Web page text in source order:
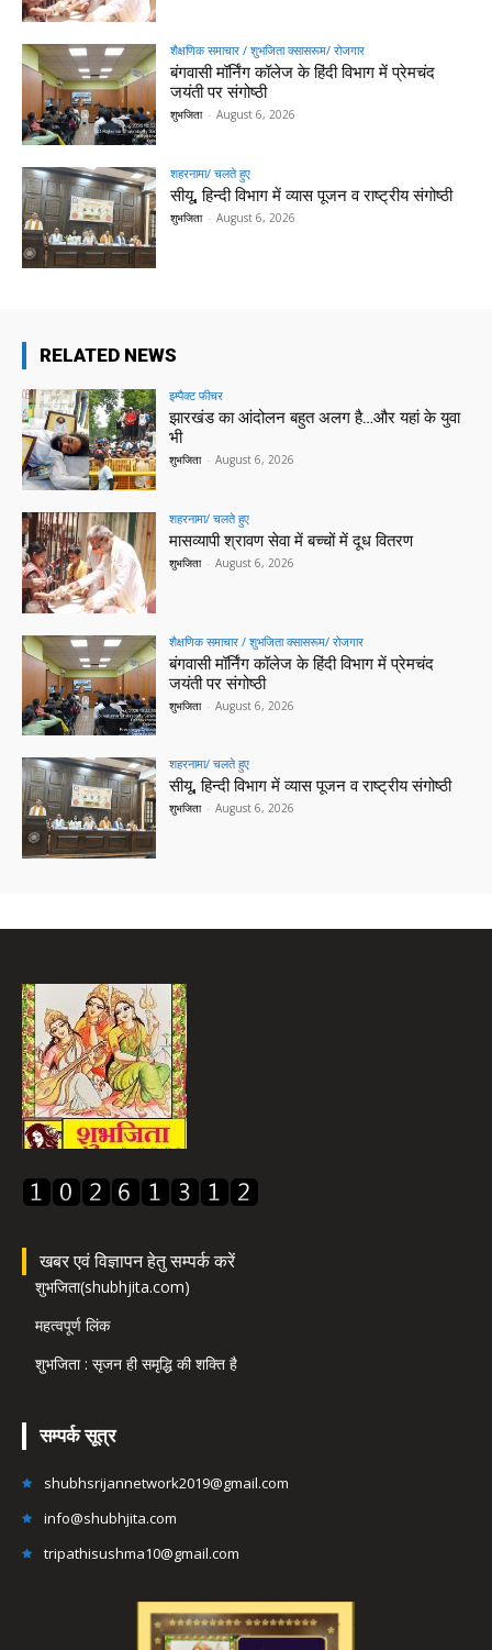
शैक्षणिक समाचार / शुभजिता क्सासरूम/ रोजगार
बंगवासी मॉर्निंग कॉलेज के हिंदी विभाग में प्रेमचंद
जयंती पर संगोष्ठी
शुभजिता - August 6, 2026
शहरनामा/ चलते हुए
सीयू, हिन्दी विभाग में व्यास पूजन व राष्ट्रीय संगोष्ठी
शुभजिता - August 6, 2026
RELATED NEWS
इम्पैक्ट फीचर
झारखंड का आंदोलन बहुत अलग है…और यहां के युवा
भी
शुभजिता - August 6, 2026
शहरनामा/ चलते हुए
मासव्यापी श्रावण सेवा में बच्चों में दूध वितरण
शुभजिता - August 6, 2026
शैक्षणिक समाचार / शुभजिता क्सासरूम/ रोजगार
बंगवासी मॉर्निंग कॉलेज के हिंदी विभाग में प्रेमचंद
जयंती पर संगोष्ठी
शुभजिता - August 6, 2026
शहरनामा/ चलते हुए
सीयू, हिन्दी विभाग में व्यास पूजन व राष्ट्रीय संगोष्ठी
शुभजिता - August 6, 2026
खबर एवं विज्ञापन हेतु सम्पर्क करें
शुभजिता(shubhjita.com)
महत्वपूर्ण लिंक
शुभजिता : सृजन ही समृद्धि की शक्ति है
सम्पर्क सूत्र
shubhsrijannetwork2019@gmail.com
info@shubhjita.com
tripathisushma10@gmail.com